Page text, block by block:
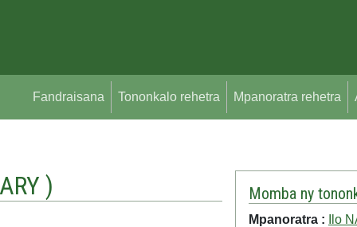
Fandraisana Tononkalo rehetra Mpanoratra rehetra
) Momba ny
Mpanoratra :
Ilo